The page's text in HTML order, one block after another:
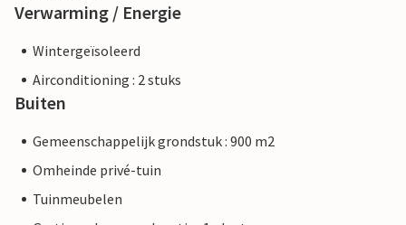
Verwarming / Energie
Wintergeïsoleerd
Airconditioning : 2 stuks
Buiten
Gemeenschappelijk grondstuk : 900 m2
Omheinde privé-tuin
Tuinmeubelen